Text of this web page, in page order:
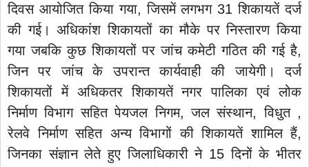
दिवस आयोजित किया गया, जिसमें लगभग 31 शिकायतें दर्ज
की गई। अधिकांश शिकायतों का मौके पर निस्तारण किया
गया जबकि कुछ शिकायतों पर जांच कमेटी गठित की गई है,
जिन पर जांच के उपरान्त कार्यवाही की जायेगी। दर्ज
शिकायतों में अधिकतर शिकायतें नगर पालिका एवं लोक
निर्माण विभाग सहित पेयजल निगम, जल संस्थान, विधुत ,
रेलवे निर्माण सहित अन्य विभागों की शिकायतें शामिल हैं,
जिनका संज्ञान लेते हुए जिलाधिकारी ने 15 दिनों के भीतर